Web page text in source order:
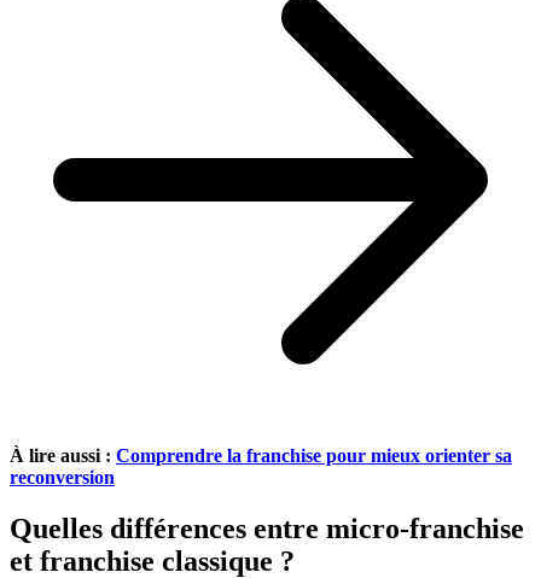
À lire aussi : Comprendre la franchise pour mieux orienter sa
reconversion
Quelles différences entre micro-franchise
et franchise classique ?